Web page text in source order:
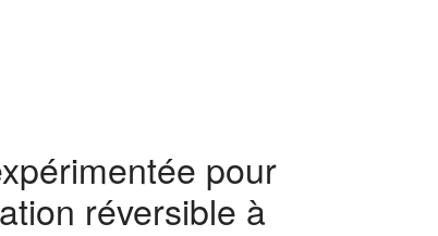
pour
réversible à